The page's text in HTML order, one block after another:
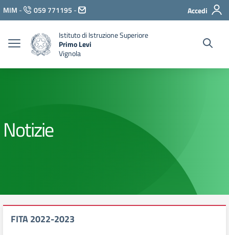
Vai ai contenuti
Vai al menu di navigazione
Vai al footer
MIM - 059 771195 - Accedi
Istituto di Istruzione Superiore
Primo Levi
Vignola
Notizie
FITA 2022-2023